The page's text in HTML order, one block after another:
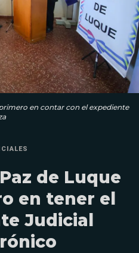
en contar con el expediente
de Luque
en tener el
Judicial